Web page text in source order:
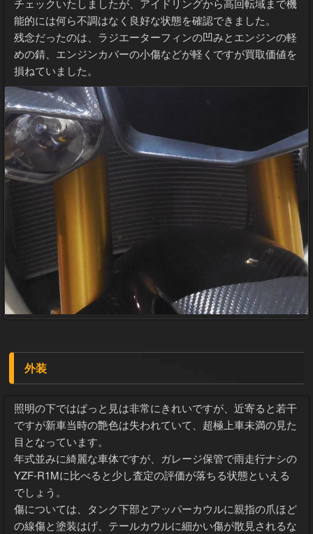
チェックいたしましたが、アイドリングから高回転域まで機
能的には何ら不調はなく良好な状態を確認できました。
残念だったのは、ラジエーターフィンの凹みとエンジンの軽
めの錆、エンジンカバーの小傷などが軽くですが買取価値を
損ねていました。
外装
照明の下ではぱっと見は非常にきれいですが、近寄ると若干
ですが新車当時の艶色は失われていて、超極上車未満の見た
目となっています。
年式並みに綺麗な車体ですが、ガレージ保管で雨走行ナシの
YZF-R1Mに比べると少し査定の評価が落ちる状態といえる
でしょう。
傷については、タンク下部とアッパーカウルに親指の爪ほど
の線傷と塗装はげ、テールカウルに細かい傷が散見されるな